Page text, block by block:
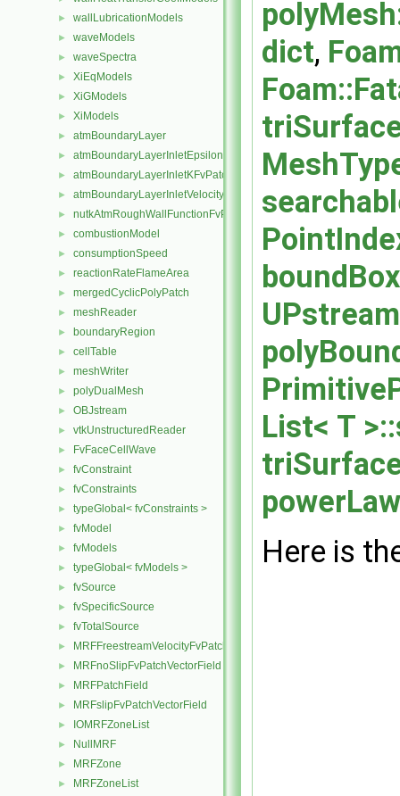
► wallLubricationModels
► waveModels
► waveSpectra
► XiEqModels
► XiGModels
► XiModels
► atmBoundaryLayer
► atmBoundaryLayerInletEpsilonFvPatchScalarField
► atmBoundaryLayerInletKFvPatchScalarField
► atmBoundaryLayerInletVelocityFvPatchVectorField
► nutkAtmRoughWallFunctionFvPatchScalarField
► combustionModel
► consumptionSpeed
► reactionRateFlameArea
► mergedCyclicPolyPatch
► meshReader
► boundaryRegion
► cellTable
► meshWriter
► polyDualMesh
► OBJstream
► vtkUnstructuredReader
► FvFaceCellWave
► fvConstraint
► fvConstraints
► typeGlobal< fvConstraints >
► fvModel
► fvModels
► typeGlobal< fvModels >
► fvSource
► fvSpecificSource
► fvTotalSource
► MRFFreestreamVelocityFvPatchVectorField
► MRFnoSlipFvPatchVectorField
► MRFPatchField
► MRFslipFvPatchVectorField
► IOMRFZoneList
► NullMRF
► MRFZone
► MRFZoneList
dict,
List< T
Here is